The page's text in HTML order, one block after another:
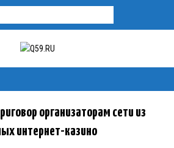
организаторам сети из
интернет-казино